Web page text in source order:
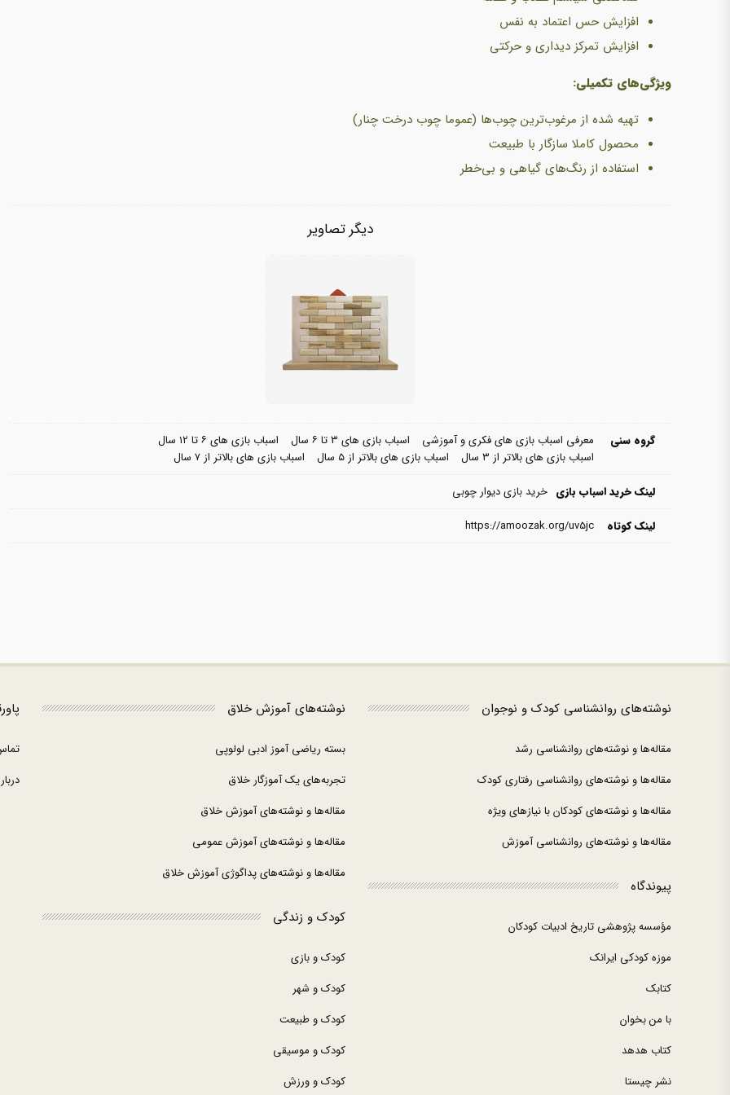
افزایش حس اعتماد به نفس
افزایش تمرکز دیداری و حرکتی
ویژگی‌های تکمیلی:
تهیه شده از مرغوب‌ترین چوب‌ها (عموما چوب درخت چنار)
محصول کاملا سازگار با طبیعت
استفاده از رنگ‌های گیاهی و بی‌خطر
دیگر تصاویر
گروه سنی معرفی اسباب بازی های فکری و آموزشی اسباب بازی های ۳ تا ۶ سال
اسباب بازی های ۶ تا ۱۲ سال
اسباب بازی های بالاتر از ۳ سال
اسباب بازی های بالاتر از ۵ سال
اسباب بازی های بالاتر از ۷ سال
لینک خرید اسباب بازی خرید بازی دیوار چوبی
لینک کوتاه
https://amoozak.org/uv5jc
نوشته‌های روانشناسی کودک و نوجوان
مقاله‌ها و نوشته‌های روانشناسی رشد
مقاله‌ها و نوشته‌های روانشناسی رفتاری کودک
مقاله‌ها و نوشته‌های کودکان با نیازهای ویژه
مقاله‌ها و نوشته‌های روانشناسی آموزش
پیوندگاه
مؤسسه پژوهشی تاریخ ادبیات کودکان
موزه کودکی ایرانک
کتابک
با من بخوان
کتاب هدهد
نشر چیستا
نوشته‌های آموزش خلاق
بسته ریاضی آموز ادبی لولوپی
تجربه‌های یک آموزگار خلاق
مقاله‌ها و نوشته‌های آموزش خلاق
مقاله‌ها و نوشته‌های آموزش عمومی
مقاله‌ها و نوشته‌های پداگوژی آموزش خلاق
کودک و زندگی
کودک و بازی
کودک و شهر
کودک و طبیعت
کودک و موسیقی
کودک و ورزش